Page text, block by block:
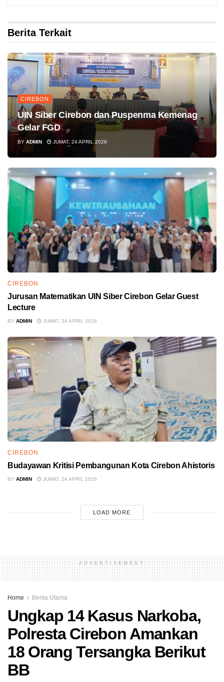
Berita Terkait
CIREBON
UIN Siber Cirebon dan Puspenma Kemenag
Gelar FGD
BY ADMIN JUMAT, 24 APRIL 2026
CIREBON
Jurusan Matematikan UIN Siber Cirebon Gelar Guest
Lecture
BY ADMIN JUMAT, 24 APRIL 2026
CIREBON
Budayawan Kritisi Pembangunan Kota Cirebon Ahistoris
BY ADMIN JUMAT, 24 APRIL 2026
LOAD MORE
ADVERTISEMENT
Home Berita Utama
Ungkap 14 Kasus Narkoba,
Polresta Cirebon Amankan
18 Orang Tersangka Berikut
BB